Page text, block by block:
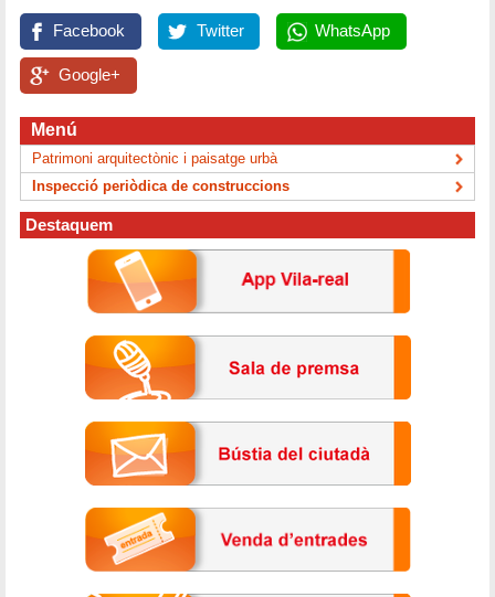
Facebook Twitter WhatsApp
Google+
Menú
Patrimoni arquitectònic i paisatge urbà
Inspecció periòdica de construccions
Destaquem